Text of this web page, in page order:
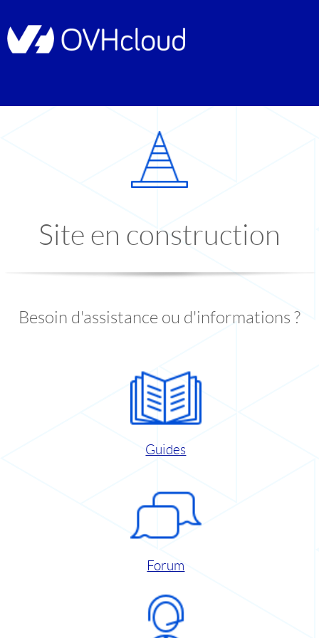
Site en construction
Besoin d'assistance ou d'informations ?
Guides
Forum